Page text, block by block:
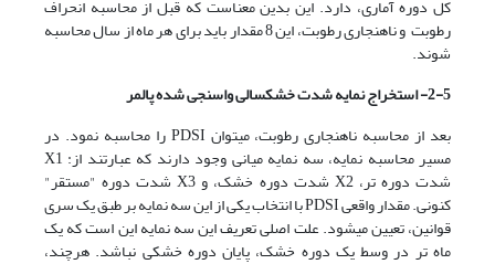
کل دوره آماری، دارد. این بدین معناست که قبل از محاسبه انحراف
رطوبت و ناهنجاری رطوبت، این 8 مقدار باید برای هر ماه از سال محاسبه
شوند.
2-5- استخراج نمایه شدت خشکسالی واسنجی شده پالمر
بعد از محاسبه ناهنجاری رطوبت، می­توان PDSI را محاسبه نمود. در
مسیر محاسبه نمایه، سه نمایه میانی وجود دارند که عبارتند از: X1
شدت دوره تر، X2 شدت دوره خشک، و X3 شدت دوره "مستقر"
کنونی. مقدار واقعی PDSI با انتخاب یکی از این سه نمایه بر طبق یک سری
قوانین، تعیین می­شود. علت اصلی تعریف این سه نمایه این است که یک
ماه تر در وسط یک دوره خشک، پایان دوره خشکی نباشد. هرچند،